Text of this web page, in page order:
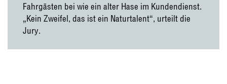
Fahrgästen bei wie ein alter Hase im Kundendienst.
„Kein Zweifel, das ist ein Naturtalent“, urteilt die
Jury.